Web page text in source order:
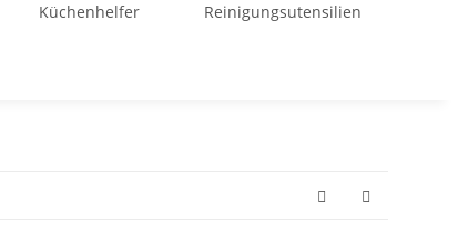
Küchenhelfer Reinigungsutensilien